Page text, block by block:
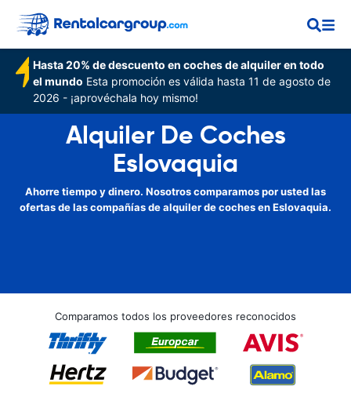
Hasta 20% de descuento en coches de alquiler en todo
el mundo Esta promoción es válida hasta 11 de agosto de
2026 - ¡aprovéchala hoy mismo!
Alquiler De Coches
Eslovaquia
Ahorre tiempo y dinero. Nosotros comparamos por usted las
ofertas de las compañías de alquiler de coches en Eslovaquia.
Comparamos todos los proveedores reconocidos